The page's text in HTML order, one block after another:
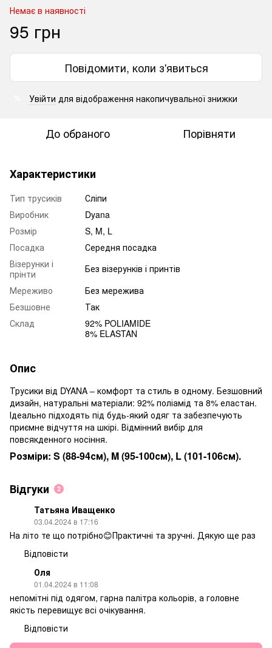
Немає в наявності
95 грн
Повідомити, коли з'явиться
Увійти для відображення накопичувальної знижки
До обраного Порівняти
Характеристики
Тип трусиків
Сліпи
Виробник
Dyana
Розмір
S, M, L
Посадка
Середня посадка
Візерунки і
прінти
Без візерунків і принтів
Мереживо
Без мережива
Безшовне
Так
Склад
92% POLIAMIDE
8% ELASTAN
Опис
Трусики від DYANA – комфорт та стиль в одному. Безшовний
дизайн, натуральні матеріали: 92% поліамід та 8% еластан.
Ідеально підходять під будь-який одяг та забезпечують
приємне відчуття на шкірі. Відмінний вибір для
повсякденного носіння.
Розміри: S (88-94см), M (95-100см), L (101-106см).
Відгуки 2
Татьяна Иващенко
03.04.2024 в 17:16
На літо те що потрібно😊Практичні та зручні. Дякую ще раз
Відповісти
Оля
01.04.2024 в 11:08
непомітні під одягом, гарна палітра кольорів, а головне
якість перевищує всі очікування.
Відповісти